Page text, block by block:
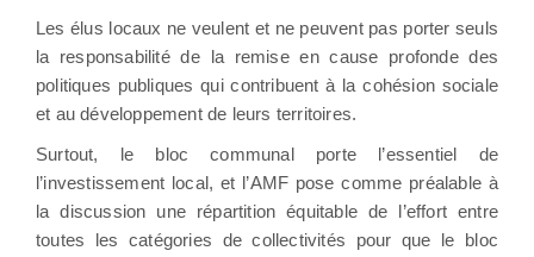
Les élus locaux ne veulent et ne peuvent pas porter seuls
la responsabilité de la remise en cause profonde des
politiques publiques qui contribuent à la cohésion sociale
et au développement de leurs territoires.
Surtout, le bloc communal porte l’essentiel de
l’investissement local, et l’AMF pose comme préalable à
la discussion une répartition équitable de l’effort entre
toutes les catégories de collectivités pour que le bloc